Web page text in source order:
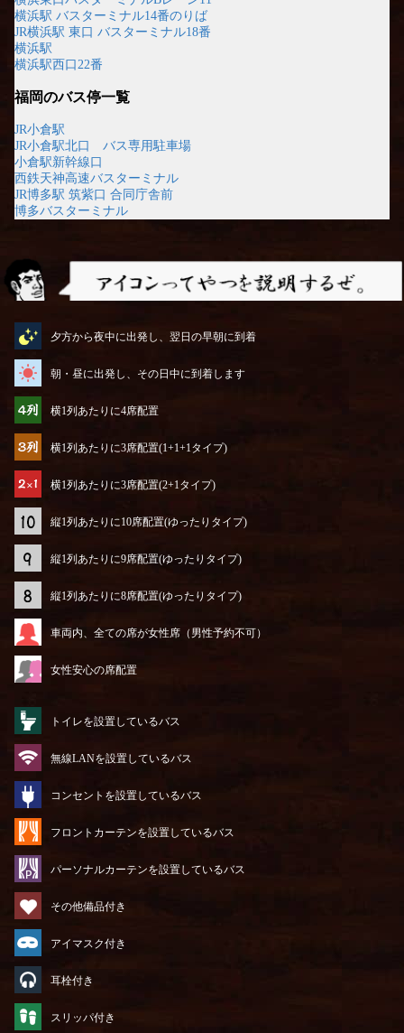
横浜駅 バスターミナル14番のりば
JR横浜駅 東口 バスターミナル18番
横浜駅
横浜駅西口22番
福岡のバス停一覧
JR小倉駅
JR小倉駅北口 バス専用駐車場
小倉駅新幹線口
西鉄天神高速バスターミナル
JR博多駅 筑紫口 合同庁舎前
博多バスターミナル
夕方から夜中に出発し、翌日の早朝に到着
朝・昼に出発し、その日中に到着します
横1列あたりに4席配置
横1列あたりに3席配置(1+1+1タイプ)
横1列あたりに3席配置(2+1タイプ)
縦1列あたりに10席配置(ゆったりタイプ)
縦1列あたりに9席配置(ゆったりタイプ)
縦1列あたりに8席配置(ゆったりタイプ)
車両内、全ての席が女性席（男性予約不可）
女性安心の席配置
トイレを設置しているバス
無線LANを設置しているバス
コンセントを設置しているバス
フロントカーテンを設置しているバス
パーソナルカーテンを設置しているバス
その他備品付き
アイマスク付き
耳栓付き
スリッパ付き